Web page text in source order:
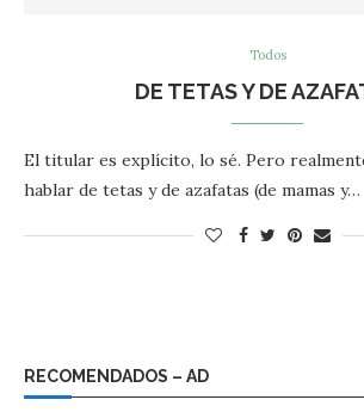
Todos
DE TETAS Y DE
El titular es explícito, lo sé. Pero
hablar de tetas y de azafatas (de mamas y…
RECOMENDADOS – AD